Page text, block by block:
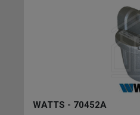
WATTS - 70452A